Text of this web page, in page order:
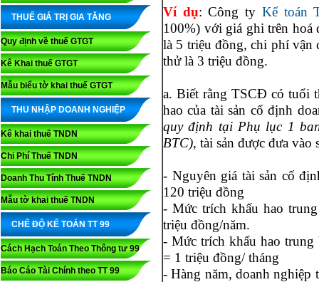
THUẾ GIÁ TRỊ GIA TĂNG
Quy định về thuế GTGT
Kê Khai thuế GTGT
Mẫu biểu tờ khai thuế GTGT
THU NHẬP DOANH NGHIỆP
Kê khai thuế TNDN
Chi Phí Thuế TNDN
Doanh Thu Tính Thuế TNDN
Mẫu tờ khai thuế TNDN
CHẾ ĐỘ KẾ TOÁN TT 99
Cách Hạch Toán Theo Thông tư 99
Báo Cáo Tài Chính theo TT 99
Ví dụ: Công ty Kế toán
100%) với giá ghi trên hoá
là 5 triệu đồng, chi phí vận
thử là 3 triệu đồng.
a. Biết rằng TSCĐ có tuổi
hao của tài sản cố định
quy định tại Phụ lục 1
BTC), tài sản được đưa
- Nguyên giá tài sản cố
120 triệu đồng
- Mức trích khấu hao
triệu đồng/năm.
- Mức trích khấu hao
= 1 triệu đồng/ tháng
- Hàng năm, doanh